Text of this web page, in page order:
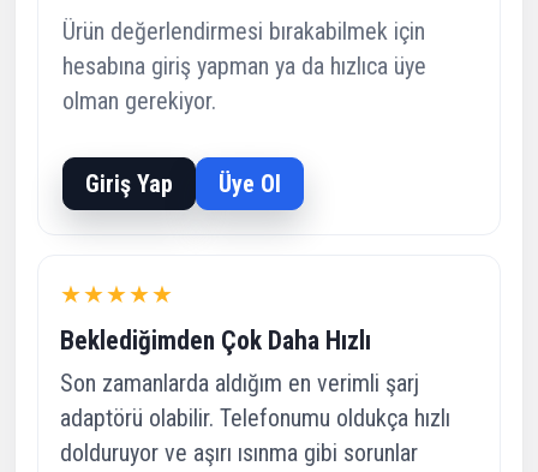
Ürün değerlendirmesi bırakabilmek için
hesabına giriş yapman ya da hızlıca üye
olman gerekiyor.
Giriş Yap Üye Ol
★★★★★
Beklediğimden Çok Daha Hızlı
Son zamanlarda aldığım en verimli şarj
adaptörü olabilir. Telefonumu oldukça hızlı
dolduruyor ve aşırı ısınma gibi sorunlar